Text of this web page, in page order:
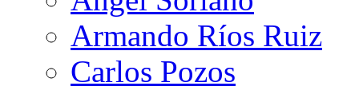
Armando Ríos Ruiz
Carlos Pozos